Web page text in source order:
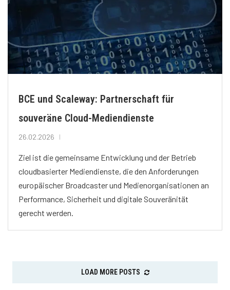
BCE und Scaleway: Partnerschaft für
souveräne Cloud-Mediendienste
26.02.2026
Ziel ist die gemeinsame Entwicklung und der Betrieb
cloudbasierter Mediendienste, die den Anforderungen
europäischer Broadcaster und Medienorganisationen an
Performance, Sicherheit und digitale Souveränität
gerecht werden.
LOAD MORE POSTS